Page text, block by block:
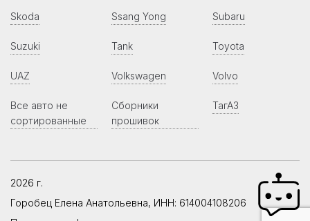
Skoda Ssang Yong Subaru
Suzuki Tank Toyota
UAZ Volkswagen Volvo
Все авто не
сортированные
Сборники
прошивок
ТагАЗ
2026 г.
Горобец Елена Анатольевна, ИНН: 614004108206